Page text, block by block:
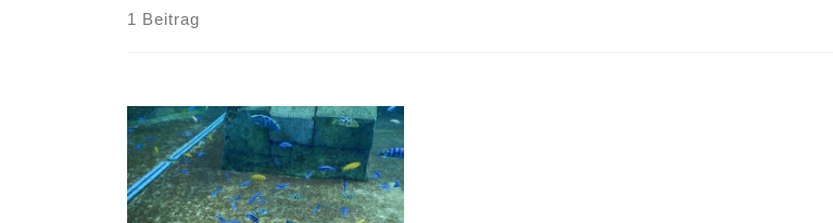
1 Beitrag
29./30.04.2023 findet der Spezialkurs
Süßwasserbiologie statt.
Anmeldungen ab sofort
möglich. Anmeldeschluss ist der